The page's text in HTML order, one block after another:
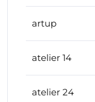
artup
atelier 14
atelier 24